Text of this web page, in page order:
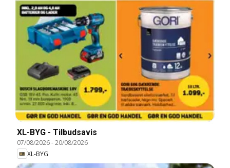
XL-BYG - Tilbudsavis
07/08/2026-20/08/2026
XL-BYG